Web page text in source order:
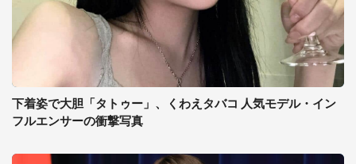
下着姿で大胆「タトゥー」、くわえタバコ 人気モデル・イン
フルエンサーの衝撃写真